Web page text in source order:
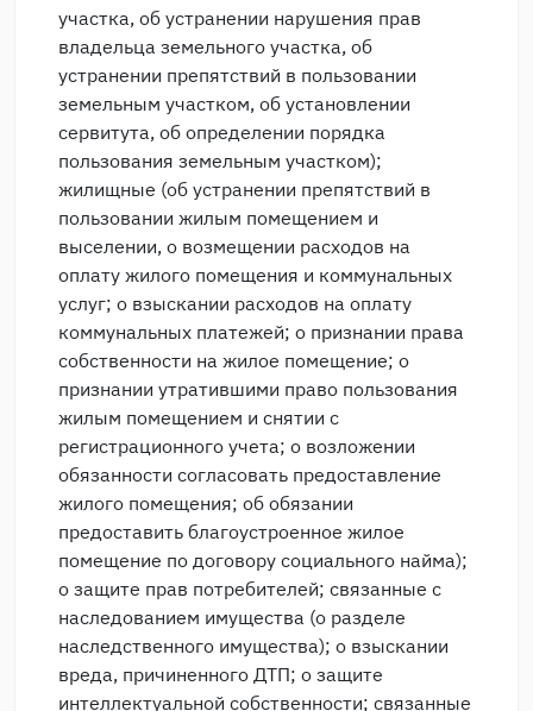
участка, об устранении нарушения прав
владельца земельного участка, об
устранении препятствий в пользовании
земельным участком, об установлении
сервитута, об определении порядка
пользования земельным участком);
жилищные (об устранении препятствий в
пользовании жилым помещением и
выселении, о возмещении расходов на
оплату жилого помещения и коммунальных
услуг; о взыскании расходов на оплату
коммунальных платежей; о признании права
собственности на жилое помещение; о
признании утратившими право пользования
жилым помещением и снятии с
регистрационного учета; о возложении
обязанности согласовать предоставление
жилого помещения; об обязании
предоставить благоустроенное жилое
помещение по договору социального найма);
о защите прав потребителей; связанные с
наследованием имущества (о разделе
наследственного имущества); о взыскании
вреда, причиненного ДТП; о защите
интеллектуальной собственности; связанные